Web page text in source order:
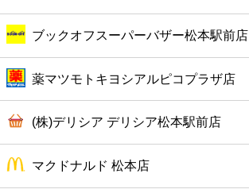
ブックオフスーパーバザー松本駅前店
薬マツモトキヨシアルピコプラザ店
(株)デリシア デリシア松本駅前店
マクドナルド 松本店